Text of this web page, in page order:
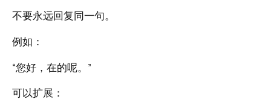
不要永远回复同一句。
例如：
“您好，在的呢。”
可以扩展：